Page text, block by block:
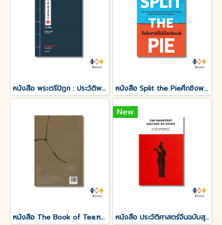
หนังสือ พระตรีปิฎก : ประวัติพระถังซำจั๋ง ฉบับกะทัดรัด หนังสือ Split the Pieศึกชิงพายที่ไม่มีใครต้องแพ้
หนังสือ The Book of Tea:หนังสือแห่งชา
New
หนังสือ ประวัติศาสตร์จีนฉบับสุดสั้น